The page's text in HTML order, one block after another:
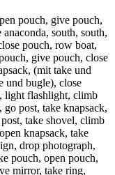
pouch, give pouch,
south, south,
pouch, row boat,
give pouch, close
(mit take und
und bugle), close
light flashlight, climb
post, take knapsack,
take shovel, climb
knapsack, take
drop photograph,
pouch, open pouch,
mirror, take ring,